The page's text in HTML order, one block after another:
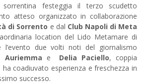
festeggia il terzo scudetto
atteso organizzato in collaborazione
di Sorrento e dal Club Napoli di Meta
location del Lido Metamare di
l’evento due volti noti del giornalismo
Auriemma e Delia Paciello, coppia
coadiuvato esperienza e freschezza in
successo.